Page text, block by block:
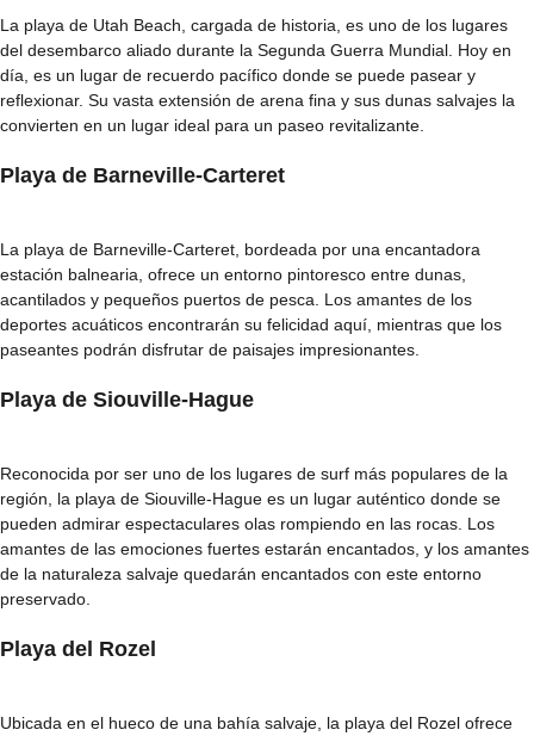
La playa de Utah Beach, cargada de historia, es uno de los lugares
del desembarco aliado durante la Segunda Guerra Mundial. Hoy en
día, es un lugar de recuerdo pacífico donde se puede pasear y
reflexionar. Su vasta extensión de arena fina y sus dunas salvajes la
convierten en un lugar ideal para un paseo revitalizante.
Playa de Barneville-Carteret
La playa de Barneville-Carteret, bordeada por una encantadora
estación balnearia, ofrece un entorno pintoresco entre dunas,
acantilados y pequeños puertos de pesca. Los amantes de los
deportes acuáticos encontrarán su felicidad aquí, mientras que los
paseantes podrán disfrutar de paisajes impresionantes.
Playa de Siouville-Hague
Reconocida por ser uno de los lugares de surf más populares de la
región, la playa de Siouville-Hague es un lugar auténtico donde se
pueden admirar espectaculares olas rompiendo en las rocas. Los
amantes de las emociones fuertes estarán encantados, y los amantes
de la naturaleza salvaje quedarán encantados con este entorno
preservado.
Playa del Rozel
Ubicada en el hueco de una bahía salvaje, la playa del Rozel ofrece